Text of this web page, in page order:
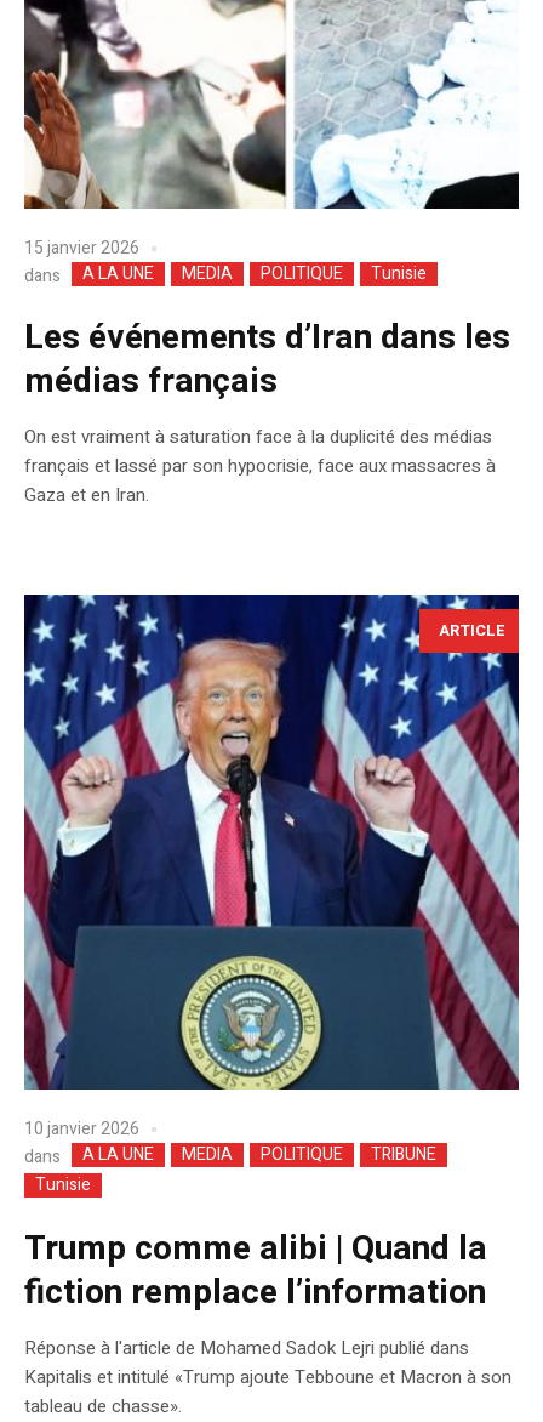
15 janvier 2026
dans
A LA UNE MEDIA POLITIQUE Tunisie
Les événements d’Iran dans les
médias français
On est vraiment à saturation face à la duplicité des médias
français et lassé par son hypocrisie, face aux massacres à
Gaza et en Iran.
ARTICLE
10 janvier 2026
dans
A LA UNE MEDIA POLITIQUE
TRIBUNE
Tunisie
Trump comme alibi | Quand la
fiction remplace l’information
Réponse à l'article de Mohamed Sadok Lejri publié dans
Kapitalis et intitulé «Trump ajoute Tebboune et Macron à son
tableau de chasse».